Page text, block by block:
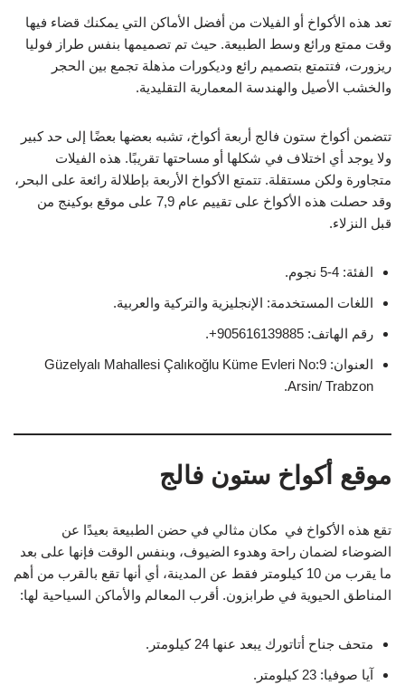
تعد هذه الأكواخ أو الفيلات من أفضل الأماكن التي يمكنك قضاء فيها
وقت ممتع ورائع وسط الطبيعة. حيث تم تصميمها بنفس طراز فوليا
ريزورت، فتتمتع بتصميم رائع وديكورات مذهلة تجمع بين الحجر
والخشب الأصيل والهندسة المعمارية التقليدية.
تتضمن أكواخ ستون فالج أربعة أكواخ، تشبه بعضها بعضًا إلى حد كبير
ولا يوجد أي اختلاف في شكلها أو مساحتها تقريبًا. هذه الفيلات
متجاورة ولكن مستقلة. تتمتع الأكواخ الأربعة بإطلالة رائعة على البحر،
وقد حصلت هذه الأكواخ على تقييم عام 7,9 على موقع بوكينج من
قبل النزلاء.
الفئة: 4-5 نجوم.
اللغات المستخدمة: الإنجليزية والتركية والعربية.
رقم الهاتف: 905616139885+.
العنوان: Güzelyalı Mahallesi Çalıkoğlu Küme Evleri No:9
Arsin/ Trabzon.
موقع أكواخ ستون فالج
تقع هذه الأكواخ في مكان مثالي في حضن الطبيعة بعيدًا عن
الضوضاء لضمان راحة وهدوء الضيوف، وبنفس الوقت فإنها على بعد
ما يقرب من 10 كيلومتر فقط عن المدينة، أي أنها تقع بالقرب من أهم
المناطق الحيوية في طرابزون. أقرب المعالم والأماكن السياحية لها:
متحف جناح أتاتورك يبعد عنها 24 كيلومتر.
آيا صوفيا: 23 كيلومتر.